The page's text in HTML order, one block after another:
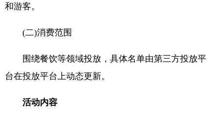
和游客。
(二)消费范围
围绕餐饮等领域投放，具体名单由第三方投放平
台在投放平台上动态更新。
活动内容